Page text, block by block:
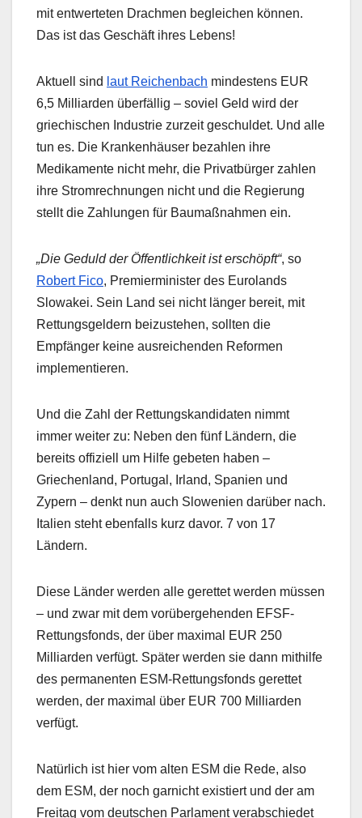
mit entwerteten Drachmen begleichen können.
Das ist das Geschäft ihres Lebens!
Aktuell sind laut Reichenbach mindestens EUR
6,5 Milliarden überfällig – soviel Geld wird der
griechischen Industrie zurzeit geschuldet. Und alle
tun es. Die Krankenhäuser bezahlen ihre
Medikamente nicht mehr, die Privatbürger zahlen
ihre Stromrechnungen nicht und die Regierung
stellt die Zahlungen für Baumaßnahmen ein.
„Die Geduld der Öffentlichkeit ist erschöpft“, so
Robert Fico, Premierminister des Eurolands
Slowakei. Sein Land sei nicht länger bereit, mit
Rettungsgeldern beizustehen, sollten die
Empfänger keine ausreichenden Reformen
implementieren.
Und die Zahl der Rettungskandidaten nimmt
immer weiter zu: Neben den fünf Ländern, die
bereits offiziell um Hilfe gebeten haben –
Griechenland, Portugal, Irland, Spanien und
Zypern – denkt nun auch Slowenien darüber nach.
Italien steht ebenfalls kurz davor. 7 von 17
Ländern.
Diese Länder werden alle gerettet werden müssen
– und zwar mit dem vorübergehenden EFSF-
Rettungsfonds, der über maximal EUR 250
Milliarden verfügt. Später werden sie dann mithilfe
des permanenten ESM-Rettungsfonds gerettet
werden, der maximal über EUR 700 Milliarden
verfügt.
Natürlich ist hier vom alten ESM die Rede, also
dem ESM, der noch garnicht existiert und der am
Freitag vom deutschen Parlament verabschiedet